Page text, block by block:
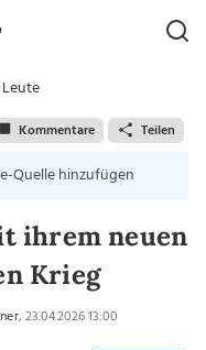
Kommentare Teilen
Quelle hinzufügen
ihrem neuen
Krieg
, 23.04.2026 13:00